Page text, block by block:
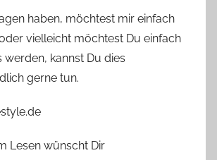
haben, möchtest mir einfach
vielleicht möchtest Du einfach
werden, kannst Du dies
gerne tun.
Lesen wünscht Dir